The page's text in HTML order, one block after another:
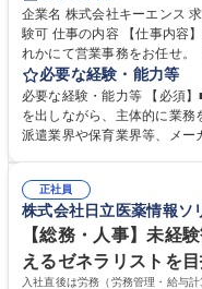
企業名 株式会社キーエンス 求人名 【大阪・京都・滋賀】営業事務 ※未経
験可 仕事の内容 【仕事内容】大阪営業所、京都営業所、滋賀営業所いず
れかにて営業事務をお任せ。
の作成・カタログ送付・来客
善をお任せ。 【教育制度】ご入社後、育成担当とペアになりながらOJTに
て業務を覚えていただくこ
れているため、スムーズに仕
募集職種 【大阪・京都・滋
必要な経験・能力等
必要な経験・能力等 【必須
を出しながら、主体的に業
派遣業界や保育業界等、メー
えて、お客様や社員の状況に
待され。組織を支えるスペシ
社員から頼られる存在にな
務の持ち帰りも禁止されてお
歴・資格 学歴：大学院 大学
正社員
株式会社日立医薬情報ソ
【総務・人事】未経
えるゼネラリストを
入社直後は労務（労務管理・給与